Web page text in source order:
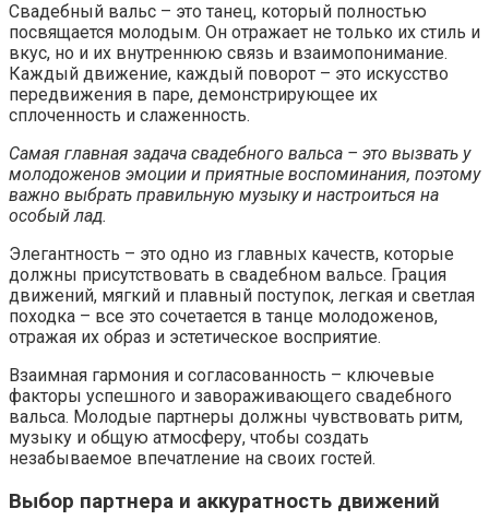
Свадебный вальс – это танец, который полностью
посвящается молодым. Он отражает не только их стиль и
вкус, но и их внутреннюю связь и взаимопонимание.
Каждый движение, каждый поворот – это искусство
передвижения в паре, демонстрирующее их
сплоченность и слаженность.
Самая главная задача свадебного вальса – это вызвать у
молодоженов эмоции и приятные воспоминания, поэтому
важно выбрать правильную музыку и настроиться на
особый лад.
Элегантность – это одно из главных качеств, которые
должны присутствовать в свадебном вальсе. Грация
движений, мягкий и плавный поступок, легкая и светлая
походка – все это сочетается в танце молодоженов,
отражая их образ и эстетическое восприятие.
Взаимная гармония и согласованность – ключевые
факторы успешного и завораживающего свадебного
вальса. Молодые партнеры должны чувствовать ритм,
музыку и общую атмосферу, чтобы создать
незабываемое впечатление на своих гостей.
Выбор партнера и аккуратность движений